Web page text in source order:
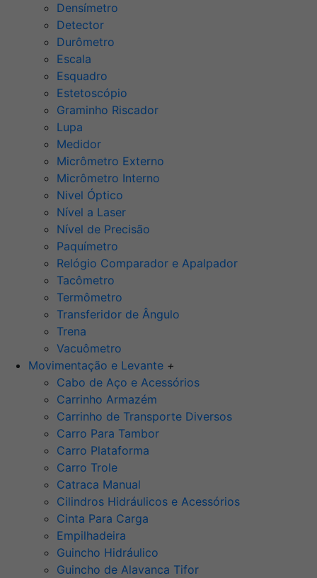
Densímetro
Detector
Durômetro
Escala
Esquadro
Estetoscópio
Graminho Riscador
Lupa
Medidor
Micrômetro Externo
Micrômetro Interno
Nivel Óptico
Nível a Laser
Nível de Precisão
Paquímetro
Relógio Comparador e Apalpador
Tacômetro
Termômetro
Transferidor de Ângulo
Trena
Vacuômetro
Movimentação e Levante +
Cabo de Aço e Acessórios
Carrinho Armazém
Carrinho de Transporte Diversos
Carro Para Tambor
Carro Plataforma
Carro Trole
Catraca Manual
Cilindros Hidráulicos e Acessórios
Cinta Para Carga
Empilhadeira
Guincho Hidráulico
Guincho de Alavanca Tifor